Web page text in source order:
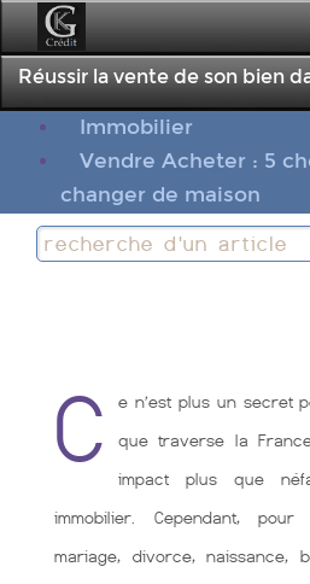
Réussir la vente de son bien
Immobilier
Vendre Acheter : 5
changer de maison
C
e n’est plus un secret
que traverse la
impact plus que
immobilier. Cependant,
mariage, divorce, naissance,
;